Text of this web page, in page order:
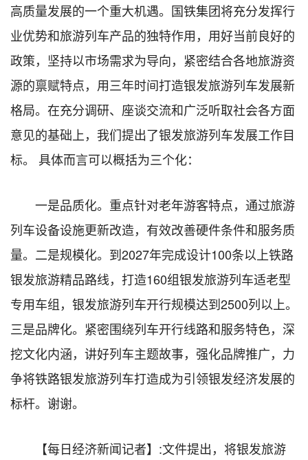
高质量发展的一个重大机遇。国铁集团将充分发挥行
业优势和旅游列车产品的独特作用，用好当前良好的
政策，坚持以市场需求为导向，紧密结合各地旅游资
源的禀赋特点，用三年时间打造银发旅游列车发展新
格局。在充分调研、座谈交流和广泛听取社会各方面
意见的基础上，我们提出了银发旅游列车发展工作目
标。 具体而言可以概括为三个化：
一是品质化。重点针对老年游客特点，通过旅游
列车设备设施更新改造，有效改善硬件条件和服务质
量。二是规模化。到2027年完成设计100条以上铁路
银发旅游精品路线，打造160组银发旅游列车适老型
专用车组，银发旅游列车开行规模达到2500列以上。
三是品牌化。紧密围绕列车开行线路和服务特色，深
挖文化内涵，讲好列车主题故事，强化品牌推广，力
争将铁路银发旅游列车打造成为引领银发经济发展的
标杆。谢谢。
【每日经济新闻记者】:文件提出，将银发旅游